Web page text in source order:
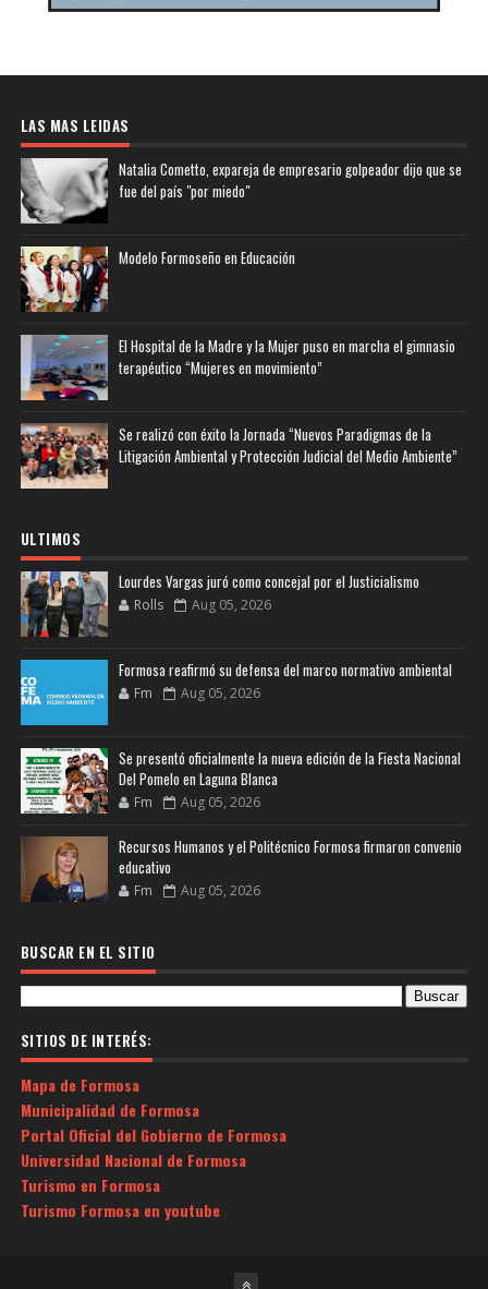
LAS MAS LEIDAS
Natalia Cometto, expareja de empresario golpeador dijo que se
fue del país "por miedo"
Modelo Formoseño en Educación
El Hospital de la Madre y la Mujer puso en marcha el gimnasio
terapéutico “Mujeres en movimiento”
Se realizó con éxito la Jornada “Nuevos Paradigmas de la
Litigación Ambiental y Protección Judicial del Medio Ambiente”
ULTIMOS
Lourdes Vargas juró como concejal por el Justicialismo
Rolls Aug 05, 2026
Formosa reafirmó su defensa del marco normativo ambiental
Fm Aug 05, 2026
Se presentó oficialmente la nueva edición de la Fiesta Nacional
Del Pomelo en Laguna Blanca
Fm Aug 05, 2026
Recursos Humanos y el Politécnico Formosa firmaron convenio
educativo
Fm Aug 05, 2026
BUSCAR EN EL SITIO
SITIOS DE INTERÉS:
Mapa de Formosa
Municipalidad de Formosa
Portal Oficial del Gobierno de Formosa
Universidad Nacional de Formosa
Turismo en Formosa
Turismo Formosa en youtube